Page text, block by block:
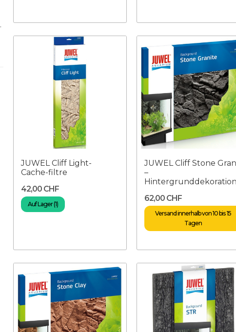
(4)
JUWEL Cliff Light-
Cache-filtre
42,00 CHF
Auf Lager (1)
JUWEL Cliff Stone
–
Hintergrunddekoration
62,00 CHF
Versand innerhalb von 10 bis 15
Tagen